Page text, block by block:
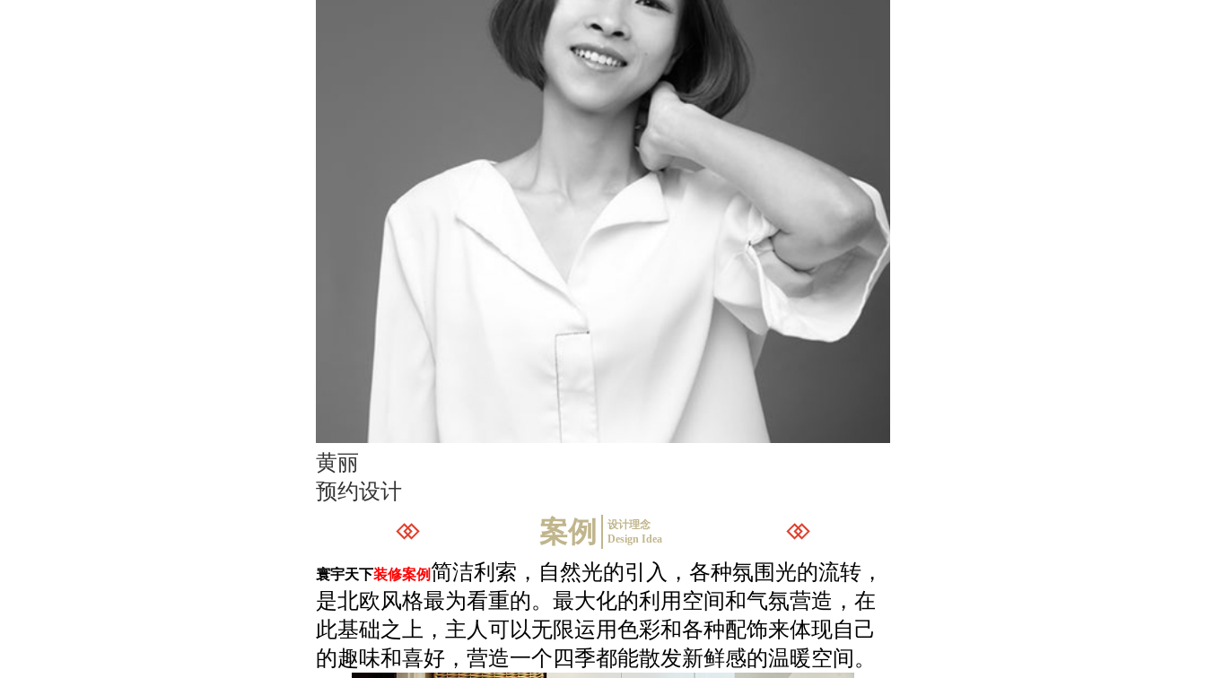
黄丽
预约设计
案例
设计理念
Design Idea
寰宇天下装修案例简洁利索，自然光的引入，各种氛围光的流转，
是北欧风格最为看重的。最大化的利用空间和气氛营造，在
此基础之上，主人可以无限运用色彩和各种配饰来体现自己
的趣味和喜好，营造一个四季都能散发新鲜感的温暖空间。